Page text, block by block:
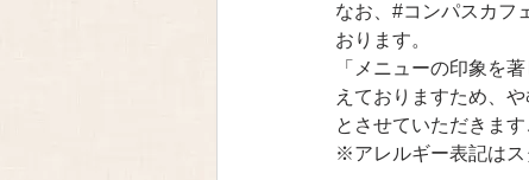
なお、#コンパスカフ
おります。
「メニューの印象を
えておりますため、
とさせていただきま
※アレルギー表記はス